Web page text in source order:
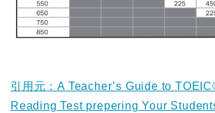
引用元：A Teacher’s Guide to
Reading Test prepering Your